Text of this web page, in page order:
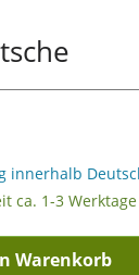
innerhalb
ca. 1-3 Werktage
Warenkorb